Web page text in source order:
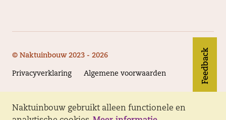
Feedback
Naktuinbouw gebruikt alleen functionele en
© Naktuinbouw 2023 - 2026
Privacyverklaring Algemene voorwaarden